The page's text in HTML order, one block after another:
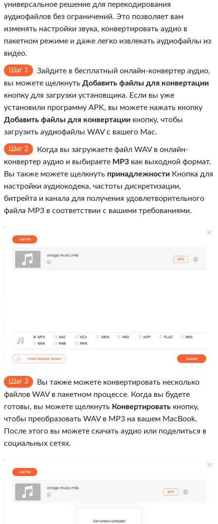
универсальное решение для перекодирования
аудиофайлов без ограничений. Это позволяет вам
изменять настройки звука, конвертировать аудио в
пакетном режиме и даже легко извлекать аудиофайлы из
видео.
Шаг 1
Зайдите в бесплатный онлайн-конвертер аудио,
вы можете щелкнуть Добавить файлы для конвертации
кнопку для загрузки установщика. Если вы уже
установили программу APK, вы можете нажать кнопку
Добавить файлы для конвертации кнопку, чтобы
загрузить аудиофайлы WAV с вашего Mac.
Шаг 2
Когда вы загружаете файл WAV в онлайн-
конвертер аудио и выбираете MP3 как выходной формат.
Вы также можете щелкнуть принадлежности Кнопка для
настройки аудиокодека, частоты дискретизации,
битрейта и канала для получения удовлетворительного
файла MP3 в соответствии с вашими требованиями.
Шаг 3
Вы также можете конвертировать несколько
файлов WAV в пакетном процессе. Когда вы будете
готовы, вы можете щелкнуть Конвертировать кнопку,
чтобы преобразовать WAV в MP3 на вашем MacBook.
После этого вы можете скачать аудио или поделиться в
социальных сетях.